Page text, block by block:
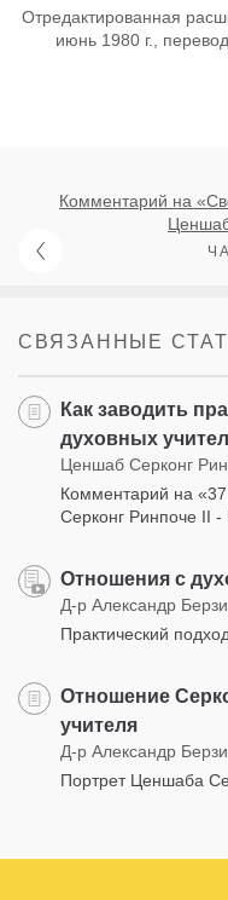
Отредактированная
июнь 1980 г.,
Комментарий на
СВЯЗАННЫЕ
Как заводить
духовных
Ценшаб Серконг
Комментарий на
Серконг Ринпоче II -
Отношения с
Д-р Александр
Практический
Отношение
учителя
Д-р Александр
Портрет Ценшаба